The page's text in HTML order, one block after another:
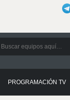
PROGRAMACIÓN TV